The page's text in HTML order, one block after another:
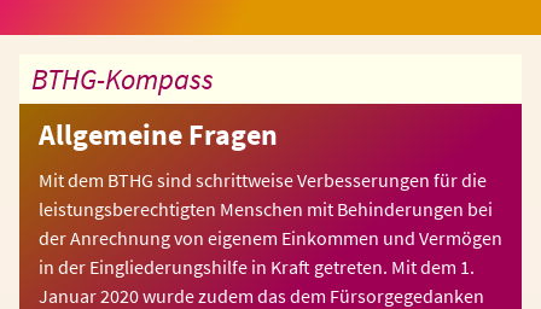
BTHG-Kompass
Allgemeine Fragen
Mit dem BTHG sind schrittweise Verbesserungen für die
leistungsberechtigten Menschen mit Behinderungen bei
der Anrechnung von eigenem Einkommen und Vermögen
in der Eingliederungshilfe in Kraft getreten. Mit dem 1.
Januar 2020 wurde zudem das dem Fürsorgegedanken